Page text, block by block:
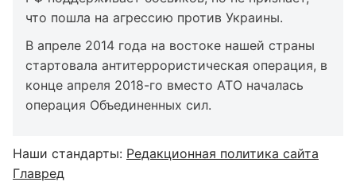
что пошла на агрессию против Украины.
В апреле 2014 года на востоке нашей страны
стартовала антитеррористическая операция, в
конце апреля 2018-го вместо АТО началась
операция Объединенных сил.
Наши стандарты: Редакционная политика сайта
Главред